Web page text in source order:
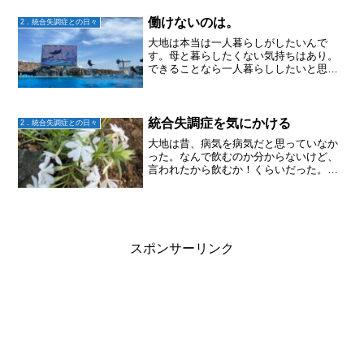
2．統合失調症との日々 働けないのは。
大地は本当は一人暮らしがしたいんで
す。母と暮らしたくない気持ちはあり。
できることなら一人暮らししたいと思っ
リットはあるかと思います。...
2．統合失調症との日々 統合失調症を気にかける
大地は昔、病気を病気だと思っていなか
った。なんで飲むのか分からないけど、
言われたから飲むか！くらいだった。身
スポンサーリンク